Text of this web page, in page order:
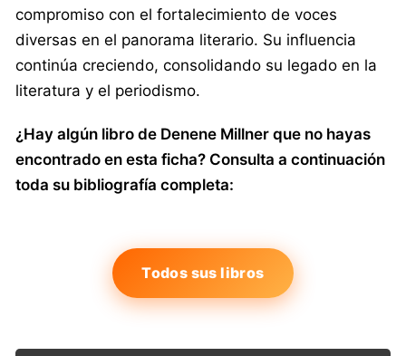
compromiso con el fortalecimiento de voces
diversas en el panorama literario. Su influencia
continúa creciendo, consolidando su legado en la
literatura y el periodismo.
¿Hay algún libro de Denene Millner que no hayas
encontrado en esta ficha? Consulta a continuación
toda su bibliografía completa:
Todos sus libros